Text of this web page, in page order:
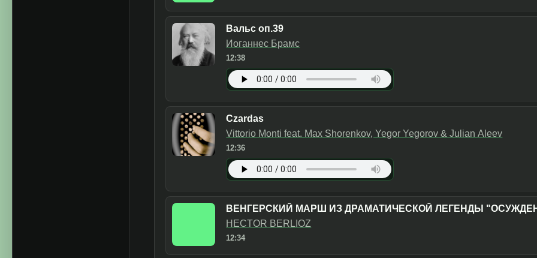
Вальс оп.39
Иоганнес Брамс
12:38
Czardas
Vittorio Monti feat. Max Shorenkov, Yegor Yegorov & Julian Aleev
12:36
ВЕНГЕРСКИЙ МАРШ ИЗ ДРАМАТИЧЕСКОЙ ЛЕГЕНДЫ
HECTOR BERLIOZ
12:34